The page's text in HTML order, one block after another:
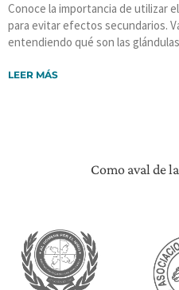
Conoce la importancia de utilizar
para evitar efectos secundarios.
entendiendo qué son las glándulas
LEER MÁS
Como aval de